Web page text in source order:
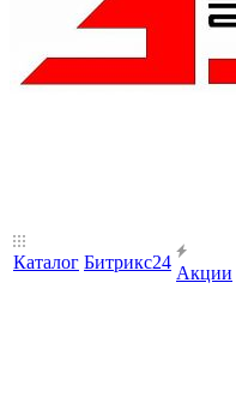
Каталог Битрикс24
Акции